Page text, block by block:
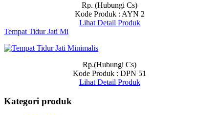
Rp. (Hubungi Cs)
Kode Produk : AYN 2
Lihat Detail Produk
Tempat Tidur Jati Mi
Rp.(Hubungi Cs)
Kode Produk : DPN 51
Lihat Detail Produk
Kategori produk